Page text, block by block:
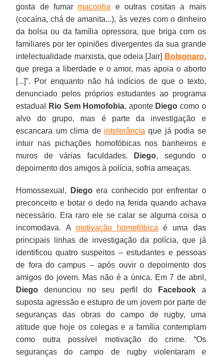
gosta de fumar maconha e outras cositas a mais
(cocaína, chá de amanita...), às vezes com o dinheiro
da bolsa ou da família opressora, que briga com os
familiares por ter opiniões divergentes da sua grande
intelectualidade marxista, que odeia [Jair] Bolsonaro,
que prega a liberdade e o amor, mas apoia o aborto
[...]”. Por enquanto não há indícios de que o texto,
denunciado pelos próprios estudantes ao programa
estadual
Rio Sem Homofobia, aponte Diego como o
alvo do grupo, mas é parte da investigação e
escancara um clima de intolerância que já podia se
intuir nas pichações homofóbicas nos banheiros e
muros de várias faculdades.
Diego, segundo o
depoimento dos amigos à polícia, sofria ameaças.
Homossexual, Diegoera conhecido por enfrentar o
preconceito e botar o dedo na ferida quando achava
necessário. Era raro ele se calar se alguma coisa o
incomodava. A motivação homofóbica é uma das
principais linhas de investigação da polícia, que já
identificou quatro suspeitos – estudantes e pessoas
de fora do campus – após ouvir o depoimento dos
amigos do jovem. Mas não é a única. Em 7 de abril,
Diego denunciou no seu perfil do Facebook a
suposta agressão e estupro de um jovem por parte de
seguranças das obras do campo de rugby, uma
atitude que hoje os colegas e a família contemplam
como outra possível motivação do crime. “Os
seguranças do campo de rugby violentaram e